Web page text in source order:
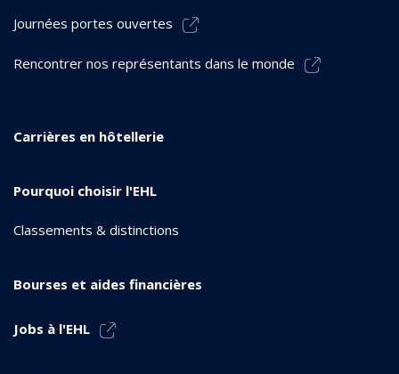
Journées portes ouvertes
Rencontrer nos représentants dans le monde
Carrières en hôtellerie
Pourquoi choisir l'EHL
Classements & distinctions
Bourses et aides financières
Jobs à l'EHL